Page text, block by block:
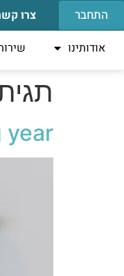
התחבר צרו
אודותינו